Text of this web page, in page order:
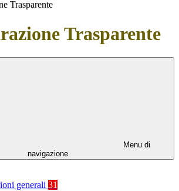
Trasparente
Trasparente
Menu di
navigazione
generali 31